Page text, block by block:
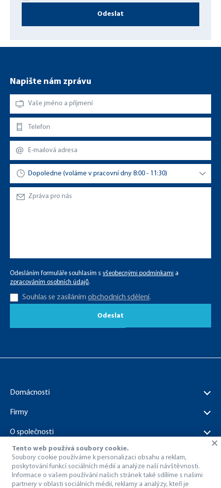
Odeslat
Napište nám zprávu
Odesláním formuláře souhlasím s všeobecnými podmínkami a
zpracováním osobních údajů.
Souhlas se zasíláním obchodních sdělení.
Odeslat
Domácnosti
Firmy
O společnosti
Dokumenty ke stažení
Tento web používá soubory cookie.
Soubory cookie používáme k personalizaci obsahu a reklam,
poskytování funkcí sociálních médií a analýze naší návštěvnosti.
Informace o vašem používání našich stránek také sdílíme s našimi
partnery v oblasti sociálních médií, reklamy a analýzy, kteří je